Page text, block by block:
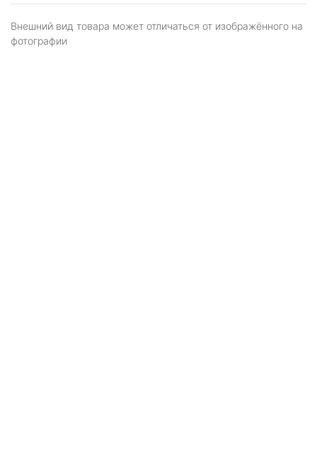
Внешний вид товара может отличаться от изображённого на
фотографии